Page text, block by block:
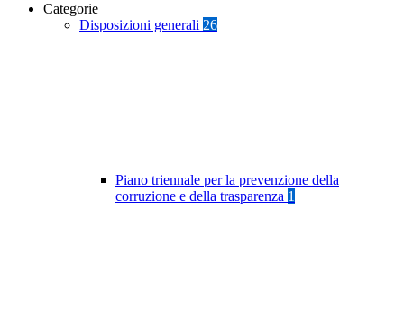
Categorie
Disposizioni generali 26
Piano triennale per la prevenzione della
corruzione e della trasparenza 1